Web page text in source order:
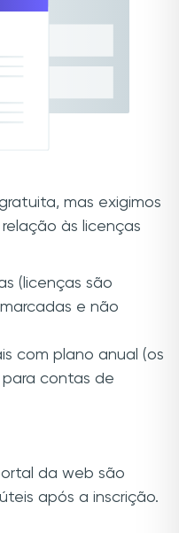
mas exigimos
às licenças
(licenças são
e não
com plano anual (os
para contas de
da web são
após a inscrição.